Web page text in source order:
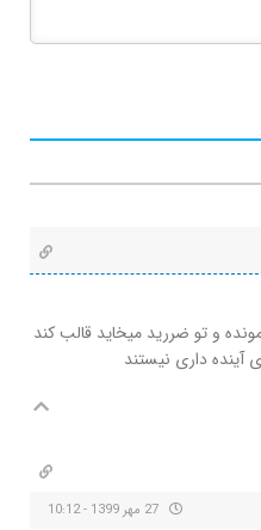
و تو ضررید میخاید قالب کند
آینده داری نیستند